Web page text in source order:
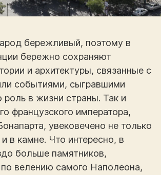
бережливый, поэтому в
бережно сохраняют
и архитектуры, связанные с
событиями, сыгравшими
роль в жизни страны. Так и
французского императора,
увековечено не только
в камне. Что интересно, в
больше памятников,
велению самого Наполеона,